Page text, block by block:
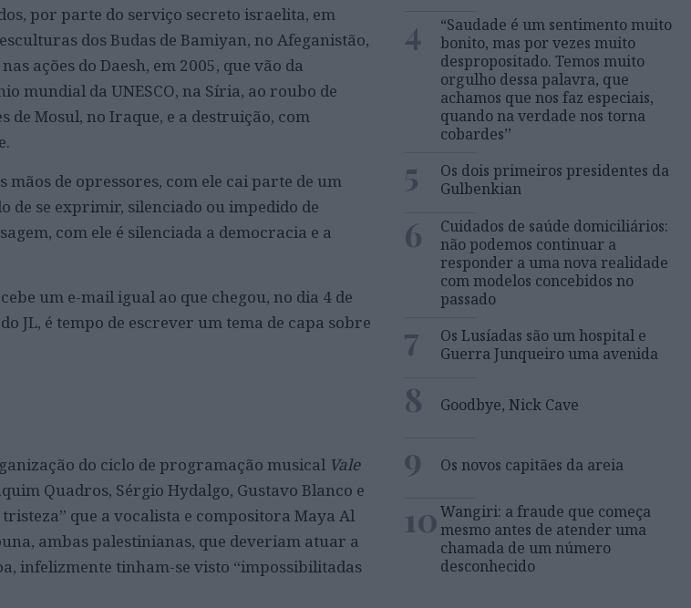
por parte do serviço secreto israelita, em
dos Budas de Bamiyan, no Afeganistão,
ações do Daesh, em 2005, que vão da
mundial da UNESCO, na Síria, ao roubo de
Mosul, no Iraque, e a destruição, com
mãos de opressores, com ele cai parte de um
de se exprimir, silenciado ou impedido de
com ele é silenciada a democracia e a
um e-mail igual ao que chegou, no dia 4 de
JL, é tempo de escrever um tema de capa sobre
do ciclo de programação musical Vale
Quadros, Sérgio Hydalgo, Gustavo Blanco e
que a vocalista e compositora Maya Al
ambas palestinianas, que deveriam atuar a
infelizmente tinham-se visto “impossibilitadas
4
“Saudade é um sentimento muito
bonito, mas por vezes muito
despropositado. Temos muito
orgulho dessa palavra, que
achamos que nos faz especiais,
quando na verdade nos torna
cobardes’’
5
Os dois primeiros presidentes da
Gulbenkian
6
Cuidados de saúde domiciliários:
não podemos continuar a
responder a uma nova realidade
com modelos concebidos no
passado
7
Os Lusíadas são um hospital e
Guerra Junqueiro uma avenida
8 Goodbye, Nick Cave
9 Os novos capitães da areia
10Wangiri: a fraude que começa
mesmo antes de atender uma
chamada de um número
desconhecido